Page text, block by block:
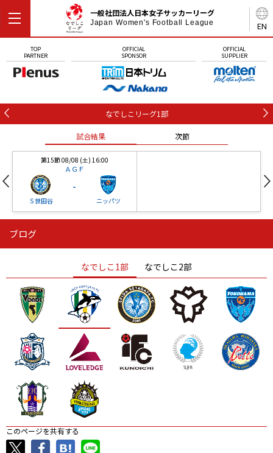
EN
一般社団法人日本女子サッカーリーグ
Japan Women's Football League
TOP
PARTNER
OFFICIAL
SPONSOR
OFFICIAL
SUPPLIER
なでしこリーグ1部
試合結果 次節
第15節 08/08 (土) 16:00
ＡＧＦ
Ｓ世田谷
-
ニッパツ
ニッパツ
ニッパツ 名古屋
石人の星
静岡 愛媛Ｌ
ブログ
なでしこ1部 なでしこ2部
このページを共有する